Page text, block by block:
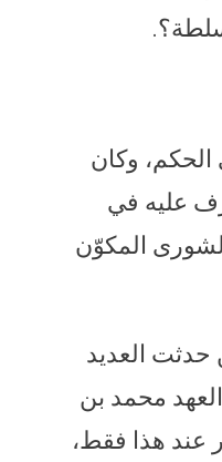
الحكم، وكان
عليه في
حيث يضم مجلس الشورى المكوّن
حدثت العديد
محمد بن
عند هذا فقط،